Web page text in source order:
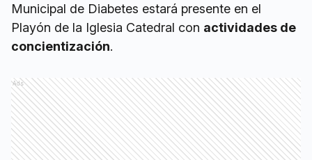
Municipal de Diabetes estará presente en el
Playón de la Iglesia Catedral con actividades de
concientización.
Ads